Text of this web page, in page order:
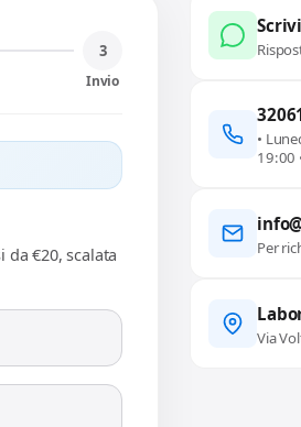
3
Invio
€20, scalata
•
19:00
Per
Via